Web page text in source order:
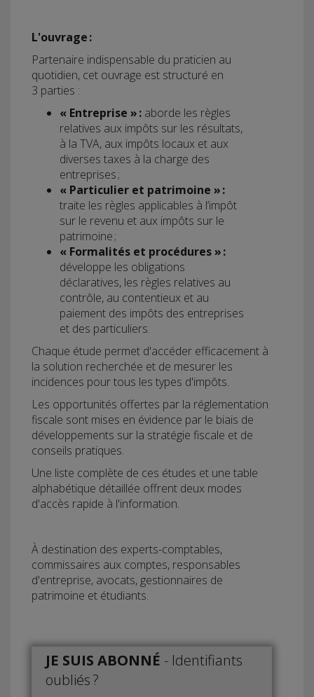
L'ouvrage :
Partenaire indispensable du praticien au
quotidien, cet ouvrage est structuré en
3 parties :
« Entreprise » : aborde les règles
relatives aux impôts sur les résultats,
à la TVA, aux impôts locaux et aux
diverses taxes à la charge des
entreprises ;
« Particulier et patrimoine » :
traite les règles applicables à l’impôt
sur le revenu et aux impôts sur le
patrimoine ;
« Formalités et procédures » :
développe les obligations
déclaratives, les règles relatives au
contrôle, au contentieux et au
paiement des impôts des entreprises
et des particuliers.
Chaque étude permet d'accéder efficacement à
la solution recherchée et de mesurer les
incidences pour tous les types d'impôts.
Les opportunités offertes par la réglementation
fiscale sont mises en évidence par le biais de
développements sur la stratégie fiscale et de
conseils pratiques.
Une liste complète de ces études et une table
alphabétique détaillée offrent deux modes
d'accès rapide à l'information.
À destination des experts-comptables,
commissaires aux comptes, responsables
d'entreprise, avocats, gestionnaires de
patrimoine et étudiants.
JE SUIS ABONNÉ - Identifiants
oubliés ?